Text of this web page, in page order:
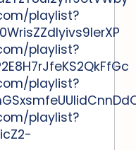
playlist?
playlist?
playlist?
playlist?